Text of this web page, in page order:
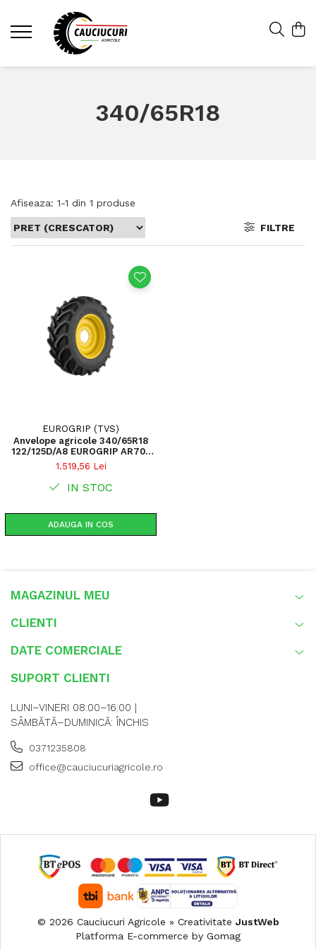
340/65R18
Afiseaza: 1-1 din 1 produse
FILTRE
EUROGRIP (TVS)
Anvelope agricole 340/65R18
122/125D/A8 EUROGRIP AR700
TL
1.519,56 Lei
IN STOC
ADAUGA IN COS
MAGAZINUL MEU
CLIENTI
DATE COMERCIALE
SUPORT CLIENTI
LUNI–VINERI 08:00–16:00 |
SÂMBĂTĂ–DUMINICĂ: ÎNCHIS
0371235808
office@cauciucuriagricole.ro
© 2026 Cauciucuri Agricole » Creativitate JustWeb
Platforma E-commerce by Gomag